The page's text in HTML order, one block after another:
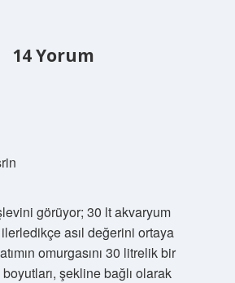
14 Yorum
görüyor; 30 lt akvaryum
asıl değerini ortaya
omurgasını 30 litrelik bir
şekline bağlı olarak